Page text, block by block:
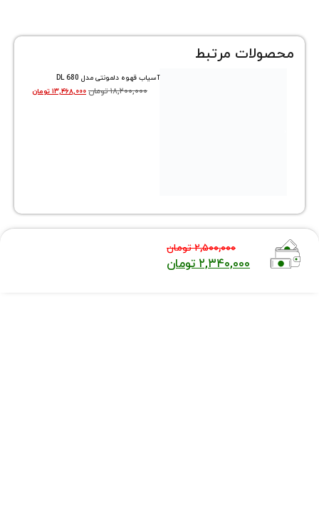
مرتبط
آسیاب قهوه دلمونتی مدل DL 680
تومان ۱۳,۴۶۸,۰۰۰ تومان
۲,۵۰۰,۰۰۰ تومان
۲,۳۴۰,۰۰۰ تومان